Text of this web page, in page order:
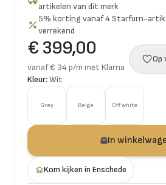
artikelen van dit merk
5% korting vanaf 4 Starfurn-
verrekend
€ 399,00
vanaf € 34 p/m met Klarna
Op
Kleur: Wit
Grey Beige Off white
In
Kom kijken in Enschede